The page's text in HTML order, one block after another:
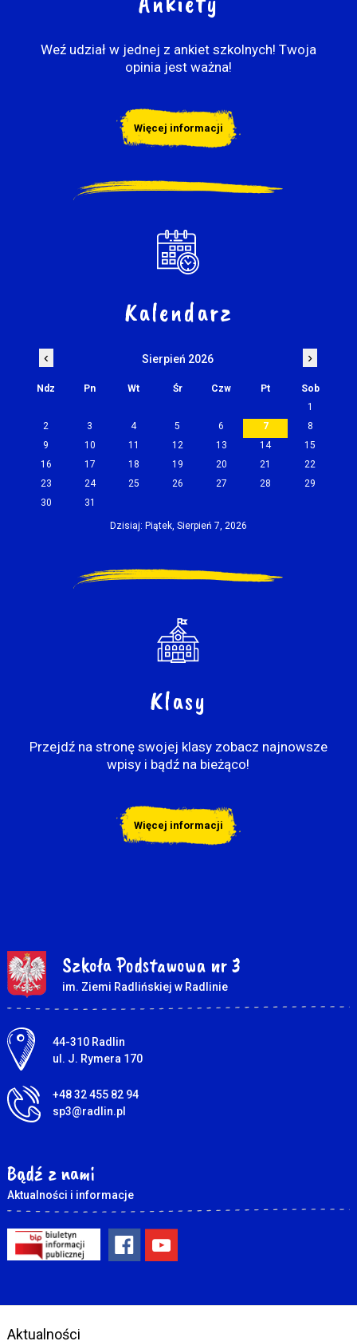
Weź udział w jednej z ankiet szkolnych! Twoja
opinia jest ważna!
Więcej informacji
Kalendarz
‹ Sierpień 2026 ›
Ndz Pn Wt Śr Czw Pt
Sob
1
2
3 4 5 6 7
8
9
10 11 12 13 14
15
16
17 18 19 20 21
22
23
24 25 26 27 28
29
30
31
Dzisiaj: Piątek, Sierpień 7, 2026
Klasy
Przejdź na stronę swojej klasy zobacz najnowsze
wpisy i bądź na bieżąco!
Więcej informacji
Szkoła Podstawowa nr 3
im. Ziemi Radlińskiej w Radlinie
Adres pocztowy:
44-310 Radlin
ul. J. Rymera 170
+48 32 455 82 94
sp3@radlin.pl
Bądź z nami
Aktualności i informacje
Aktualności